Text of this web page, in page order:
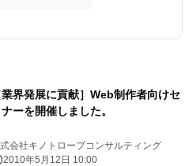
業界発展に貢献］Web制作者向けセ
ナーを開催しました。
会社キノトロープコンサルティング
2010年5月12日 10:00